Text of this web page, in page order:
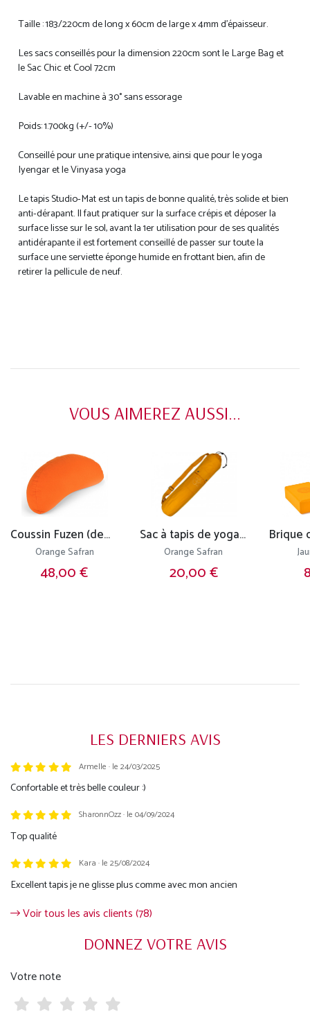
Taille : 183/220cm de long x 60cm de large x 4mm d'épaisseur.
Les sacs conseillés pour la dimension 220cm sont le Large Bag et
le Sac Chic et Cool 72cm
Lavable en machine à 30° sans essorage
Poids: 1.700kg (+/- 10%)
Conseillé pour une pratique intensive, ainsi que pour le yoga
Iyengar et le Vinyasa yoga
Le tapis Studio-Mat est un tapis de bonne qualité, très solide et bien
anti-dérapant. Il faut pratiquer sur la surface crépis et déposer la
surface lisse sur le sol, avant la 1er utilisation pour de ses qualités
antidérapante il est fortement conseillé de passer sur toute la
surface une serviette éponge humide en frottant bien, afin de
retirer la pellicule de neuf.
VOUS AIMEREZ AUSSI...
Coussin Fuzen (demi-lune) 100% coton Bio
Orange Safran
48,00 €
Sac à tapis de yoga 100% Coton Bio 71cm x 15cm
Orange Safran
20,00 €
LES DERNIERS AVIS
Trustpilot Armelle · le 24/03/2025
Confortable et très belle couleur :)
SharonnOzz · le 04/09/2024
Top qualité
Kara · le 25/08/2024
Excellent tapis je ne glisse plus comme avec mon ancien
Voir tous les avis clients (78)
DONNEZ VOTRE AVIS
Votre note